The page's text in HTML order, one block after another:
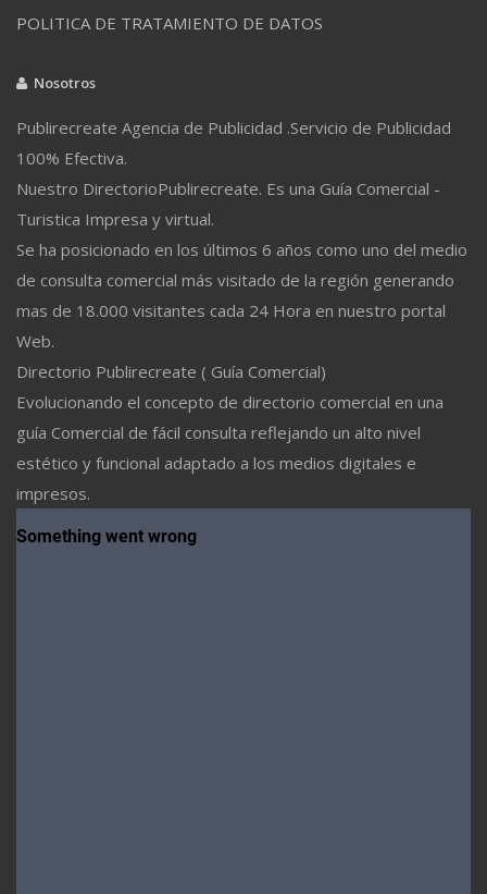
POLITICA DE TRATAMIENTO DE DATOS
Nosotros
Publirecreate Agencia de Publicidad .Servicio de Publicidad
100% Efectiva.
Nuestro DirectorioPublirecreate. Es una Guía Comercial -
Turistica Impresa y virtual.
Se ha posicionado en los últimos 6 años como uno del medio
de consulta comercial más visitado de la región generando
mas de 18.000 visitantes cada 24 Hora en nuestro portal
Web.
Directorio Publirecreate ( Guía Comercial)
Evolucionando el concepto de directorio comercial en una
guía Comercial de fácil consulta reflejando un alto nivel
estético y funcional adaptado a los medios digitales e
impresos.